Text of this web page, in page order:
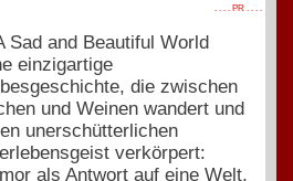
. . . . PR . . . .
einzigartige
die zwischen
und Weinen wandert und
unerschütterlichen
verkörpert:
als Antwort auf eine Welt,